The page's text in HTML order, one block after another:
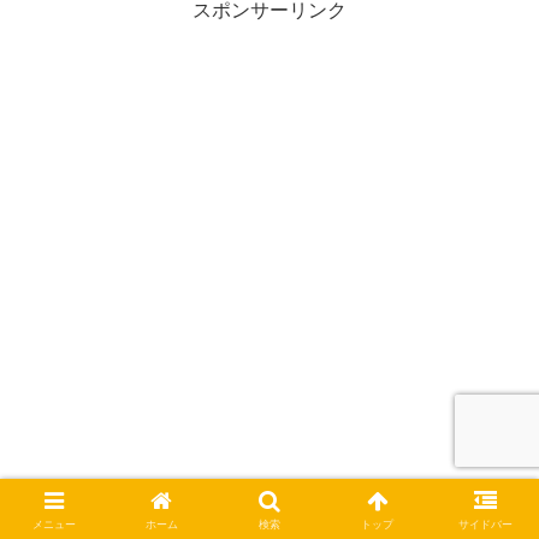
スポンサーリンク
メニュー ホーム 検索 トップ サイドバー